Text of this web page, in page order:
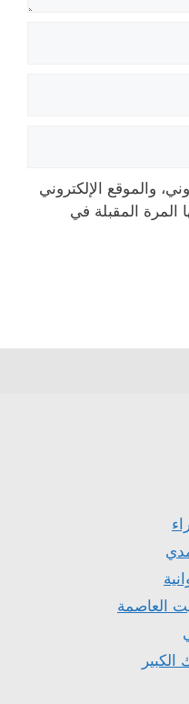
والموقع الإلكتروني
المرة المقبلة في
العاصمة